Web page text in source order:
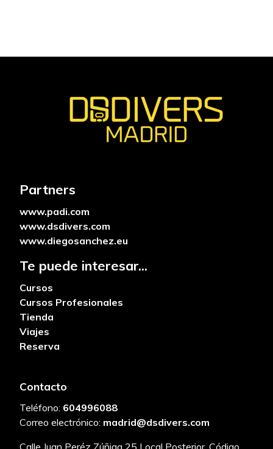
Partners
www.padi.com
www.dsdivers.com
www.diegosanchez.eu
Te puede interesar...
Cursos
Cursos Profesionales
Tienda
Viajes
Reserva
Contacto
Teléfono: 604996088
Correo electrónico: madrid@dsdivers.com
Calle Juan Peréz Zúñiga 25 Local Posterior. Código